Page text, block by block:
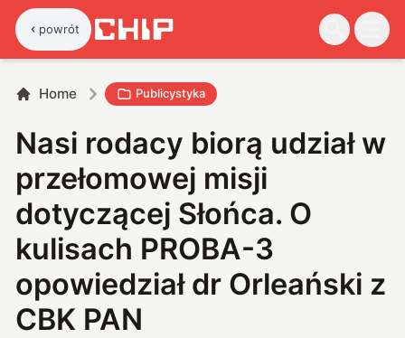
powrót
Home Publicystyka
Nasi rodacy biorą udział w
przełomowej misji
dotyczącej Słońca. O
kulisach PROBA-3
opowiedział dr Orleański z
CBK PAN